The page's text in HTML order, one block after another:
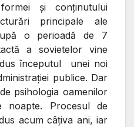
şi conţinutului
principale ale
o perioadă de 7
a sovietelor vine
începutul unei noi
publice. Dar
psihologia oamenilor
noapte. Procesul de
acum câţiva ani, iar